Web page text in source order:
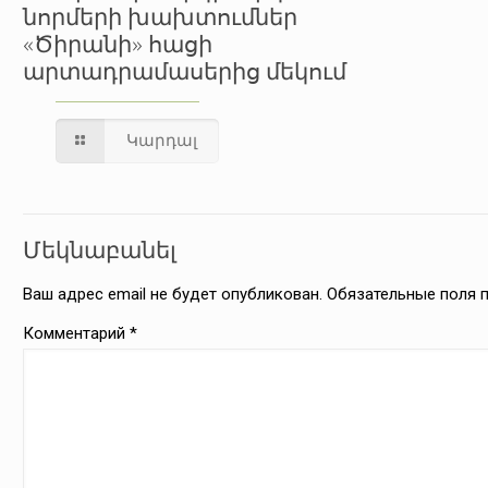
նորմերի խախտումներ
«Ծիրանի» հացի
արտադրամասերից մեկում
Կարդալ
Մեկնաբանել
Ваш адрес email не будет опубликован. Обязательные поля
Комментарий *